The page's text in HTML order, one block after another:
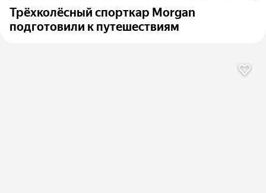
Трёхколёсный спорткар Morgan
подготовили к путешествиям